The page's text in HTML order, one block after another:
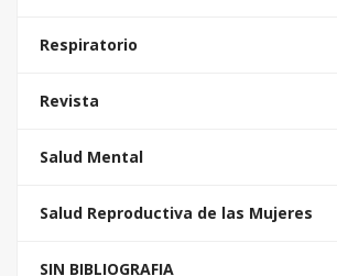
Respiratorio
Revista
Salud Mental
Salud Reproductiva de las Mujeres
SIN BIBLIOGRAFIA